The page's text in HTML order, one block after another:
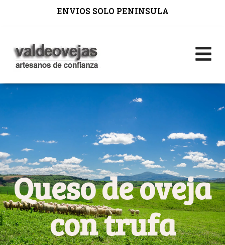
ENVIOS SOLO PENINSULA
Queso de oveja
con trufa